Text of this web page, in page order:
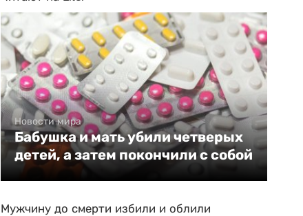
Новости мира
Бабушка и мать убили четверых
детей, а затем покончили с собой
Мужчину до смерти избили и облили